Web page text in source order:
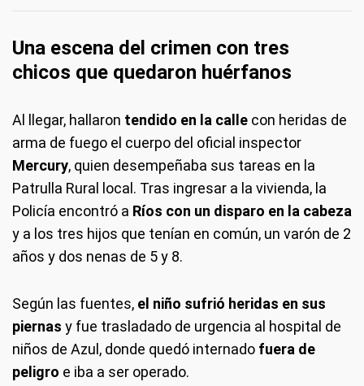
Una escena del crimen con tres
chicos que quedaron huérfanos
Al llegar, hallaron tendido en la calle con heridas de
arma de fuego el cuerpo del oficial inspector
Mercury, quien desempeñaba sus tareas en la
Patrulla Rural local. Tras ingresar a la vivienda, la
Policía encontró a Ríos con un disparo en la cabeza
y a los tres hijos que tenían en común, un varón de 2
años y dos nenas de 5 y 8.
Según las fuentes, el niño sufrió heridas en sus
piernas y fue trasladado de urgencia al hospital de
niños de Azul, donde quedó internado fuera de
peligro e iba a ser operado.